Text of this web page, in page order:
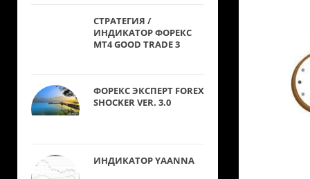
СТРАТЕГИЯ /
ИНДИКАТОР ФОРЕКС
MT4 GOOD TRADE 3
ФОРЕКС ЭКСПЕРТ FOREX
SHOCKER VER. 3.0
ИНДИКАТОР YAANNA